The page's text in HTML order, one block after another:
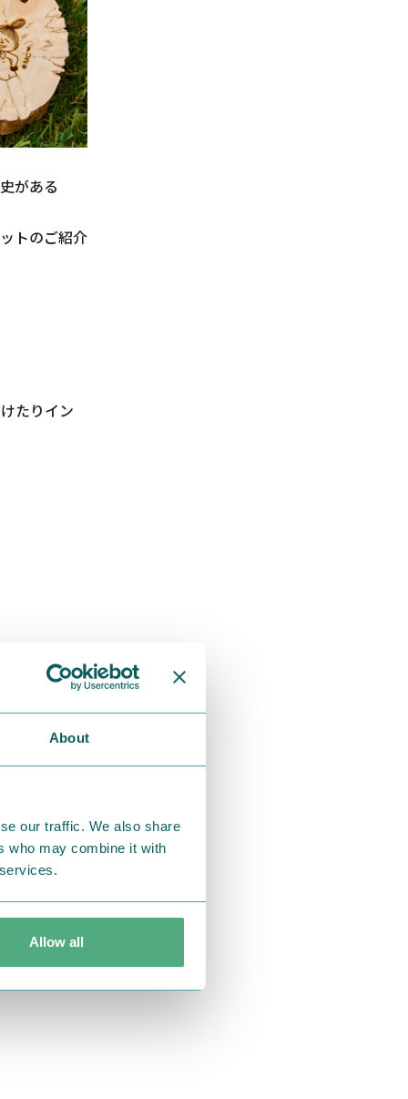
About
our traffic. We also share
who may combine it with
Allow all
がある
トのご紹介
たりイン